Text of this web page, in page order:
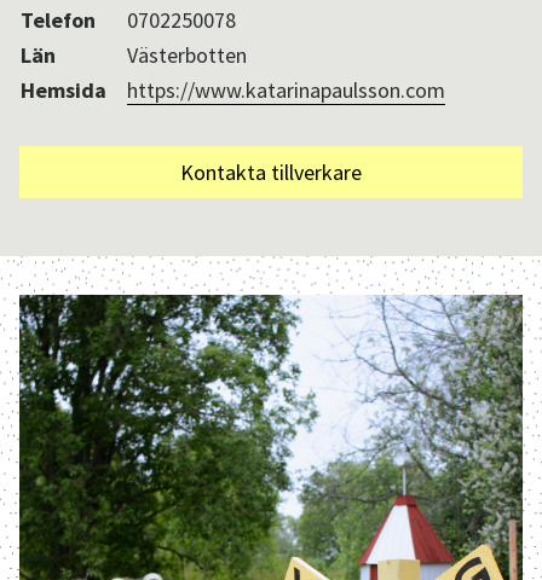
Telefon
0702250078
Län
Västerbotten
Hemsida
https://www.katarinapaulsson.com
Kontakta tillverkare